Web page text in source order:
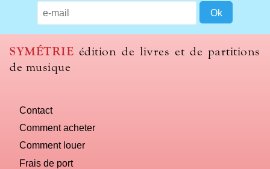
we
use
to
name
SYMÉTRIE édition de livres et de partitions
de musique
Contact
Comment acheter
Comment louer
Frais de port